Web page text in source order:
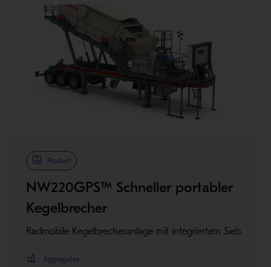
Product
NW220GPS™ Schneller portabler
Kegelbrecher
Radmobile Kegelbrecheranlage mit integriertem Sieb.
Aggregates